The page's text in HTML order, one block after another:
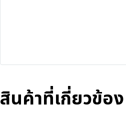
สินค้าที่เกี่ยวข้อง